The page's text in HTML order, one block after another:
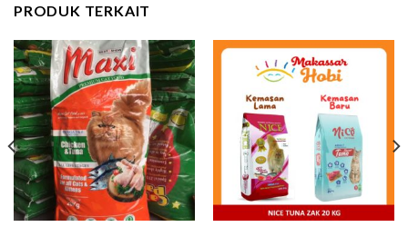
PRODUK TERKAIT